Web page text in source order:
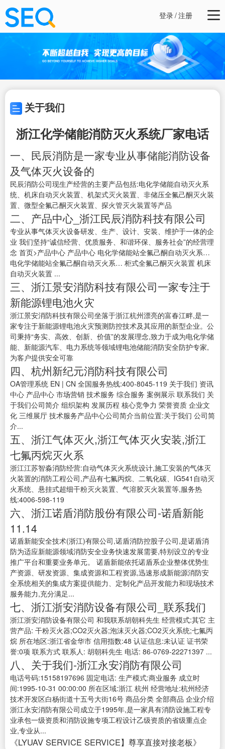
登录/注册
关于我们
浙江化学储能消防灭火系统厂家电话
一、民辰消防是一家专业从事储能消防设备
及气体灭火设备的
民辰消防公司现生产经营的主要产品包括:电化学储能自动灭火系
统、机床自动灭火装置、机架式灭火装置、非储压全氟己酮灭火装
置、微型全氟己酮灭火装置、探火管灭火装置等产品
二、产品中心_浙江民辰消防科技有限公司
专业从事气体灭火设备研发、生产、设计、安装、维护于一体的企
业 我们坚持“诚信经营、优质服务、和谐环保、服务社会”的经营理
念 首页>产品中心 产品中心 电化学储能站全氟己酮自动灭火系…
电化学储能站全氟己酮自动灭火系… 柜式全氟己酮灭火装置 机床
自动灭火装置 ...
三、浙江景安消防科技有限公司一家专注于
新能源锂电池火灾
浙江景安消防科技有限公司坐落于浙江杭州漂亮的富春江畔,是一
家专注于新能源锂电池火灾预测防控技术及其应用的新型企业。公
司秉持“务实、高效、创新、价值”的发展理念,致力于成为电化学储
能、新能源汽车、电力系统等领域锂电池储能消防安全防护专家,
为客户提供安全可靠
四、杭州新纪元消防科技有限公司
OA管理系统 EN | CN 全国服务热线:400-8045-119 关于我们 资讯
中心 产品中心 市场营销 技术服务 综合服务 案例展示 联系我们 关
于我们公司简介 组织架构 发展历程 核心竞争力 荣誉资质 企业文
化 三维展厅 技术服务产品中心公司简介当前位置:关于我们 公司简
介...
五、浙江气体灭火,浙江气体灭火安装,浙江
七氟丙烷灭火系
浙江江苏智淼消防经营:自动气体灭火系统设计,施工安装的气体灭
火装置的消防工程公司,产品有七氟丙烷、二氧化碳、IG541自动灭
火系统、悬挂式超细干粉灭火装置、气溶胶灭火装置等,服务热
线:4006-598-119
六、浙江诺盾消防股份有限公司-诺盾新能
11.14
诺盾新能安全技术(浙江)有限公司,诺盾消防控股子公司,是诺盾消
防为适应新能源领域消防安全业务快速发展需要,特别设立的专业
推广平台和重要业务单元。 诺盾新能依托诺盾系企业整体优势生
产资源、研发资源、集成资源和工程资源,迅速形成新能源消防安
全系统相关的集成方案提供能力、定制化产品开发能力和现场技术
服务能力,充分满足...
七、浙江浙安消防设备有限公司_联系我们
浙江浙安消防设备有限公司 和我联系胡朝科先生 经营模式:其它 主
营产品: 干粉灭火器;CO2灭火器;泡沫灭火器;CO2灭火系统;七氟丙
烷 所在地区:浙江省金华市 信用指数:48 认证信息:未认证 证书荣
誉:0项 联系方式 联系人: 胡朝科先生 电话: 86-0769-22271397 ...
八、关于我们-浙江永安消防有限公司
电话号码:15158197696 固定电话: 生产模式:商业服务 成立时
间:1995-10-31 00:00:00 所在区域:浙江 杭州 经营地址:杭州经济
技术开发区白杨街道十五号大街16号 商品分类 全部商品 企业介绍
浙江永安消防有限公司成立于1995年,是一家具有消防设施工程专
业承包一级资质和消防设施专项工程设计乙级资质的省级重点企
业,专业从...
《LYUAV SERVICE SERVICE】尊享直接对接老板》